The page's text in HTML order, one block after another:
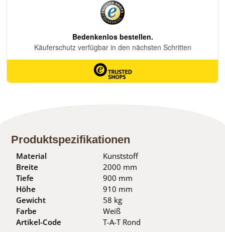
Produktspezifikationen
Material
Breite
Tiefe
Höhe
Gewicht
Farbe
Artikel-Code
Kunststoff
2000 mm
900 mm
910 mm
58 kg
Weiß
T-A-T Rond